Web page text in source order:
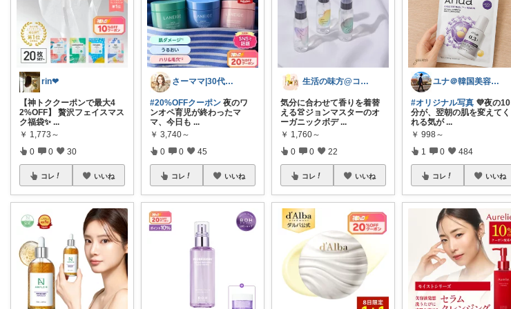
rin❤︎
【神トククーポンで最大4
2%OFF】 贅沢フェイスマス
ク福袋✨ ...
￥ 1,773～
0 0 30
コレ いいね
さーママ|30代小2女児ママ🎀
#20%OFFクーポン 夜のワ
ンオペ育児が終わったマ
マ、今日も ...
￥ 3,740～
0 0 45
コレ いいね
生活の味方@コメント基本返しません🙏
気分に合わせて香りを着替
える👚ジョンマスターのオ
ーガニックボデ ...
￥ 1,760～
0 0 22
コレ いいね
ユナ＠韓国美容と雑貨
#オリジナル写真 💜夜の10
分が、翌朝の肌を変えてく
れる気が ...
￥ 998～
1 0 484
コレ いいね